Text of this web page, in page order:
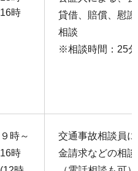
16時
貸借、賠償、慰
相談
※相談時間：25
９時～
16時
交通事故相談員
金請求などの相談